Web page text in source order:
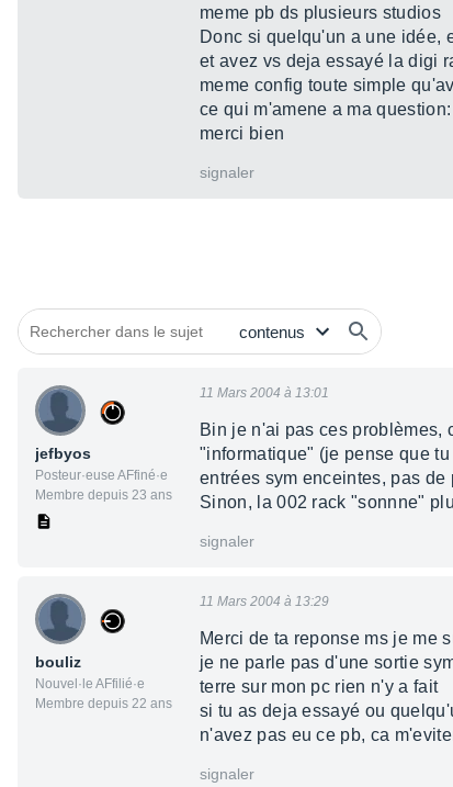
meme pb ds plusieurs studios
Donc si quelqu'un a une idée,
et avez vs deja essayé la digi
meme config toute simple
ce qui m'amene a ma
merci bien
signaler
jefbyos
Posteur·euse AFfiné·e
Membre depuis 23 ans
11 Mars 2004 à 13:01
Bin je n'ai pas ces problèmes,
"informatique" (je pense que
entrées sym enceintes, pas de
Sinon, la 002 rack "sonnne"
signaler
bouliz
Nouvel·le AFfilié·e
Membre depuis 22 ans
11 Mars 2004 à 13:29
Merci de ta reponse ms je me
je ne parle pas d'une sortie
terre sur mon pc rien n'y a fait
si tu as deja essayé ou
n'avez pas eu ce pb, ca
signaler